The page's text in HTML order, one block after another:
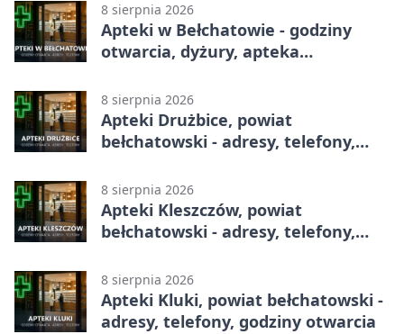
8 sierpnia 2026
Apteki w Bełchatowie - godziny
otwarcia, dyżury, apteka
8 sierpnia 2026
Apteki Drużbice, powiat
bełchatowski - adresy, telefony,
8 sierpnia 2026
Apteki Kleszczów, powiat
bełchatowski - adresy, telefony,
8 sierpnia 2026
Apteki Kluki, powiat bełchatowski -
adresy, telefony, godziny otwarcia